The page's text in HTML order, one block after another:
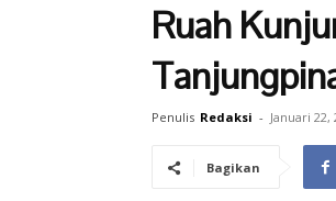
Ruah
Penulis Redaksi - Januari 22,
Bagikan